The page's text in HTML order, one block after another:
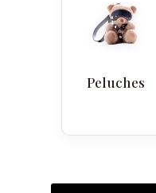
Peluches